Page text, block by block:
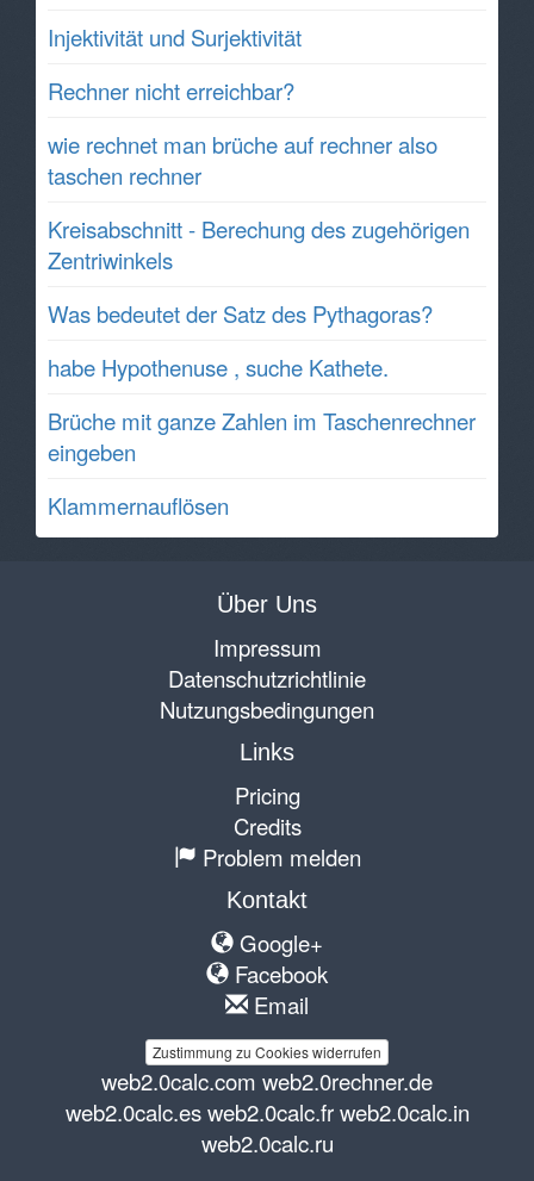
Injektivität und Surjektivität
Rechner nicht erreichbar?
wie rechnet man brüche auf rechner also
taschen rechner
Kreisabschnitt - Berechung des zugehörigen
Zentriwinkels
Was bedeutet der Satz des Pythagoras?
habe Hypothenuse , suche Kathete.
Brüche mit ganze Zahlen im Taschenrechner
eingeben
Klammernauflösen
Über Uns
Impressum
Datenschutzrichtlinie
Nutzungsbedingungen
Links
Pricing
Credits
Problem melden
Kontakt
Google+
Facebook
Email
Zustimmung zu Cookies widerrufen
web2.0calc.com web2.0rechner.de
web2.0calc.es web2.0calc.fr web2.0calc.in
web2.0calc.ru